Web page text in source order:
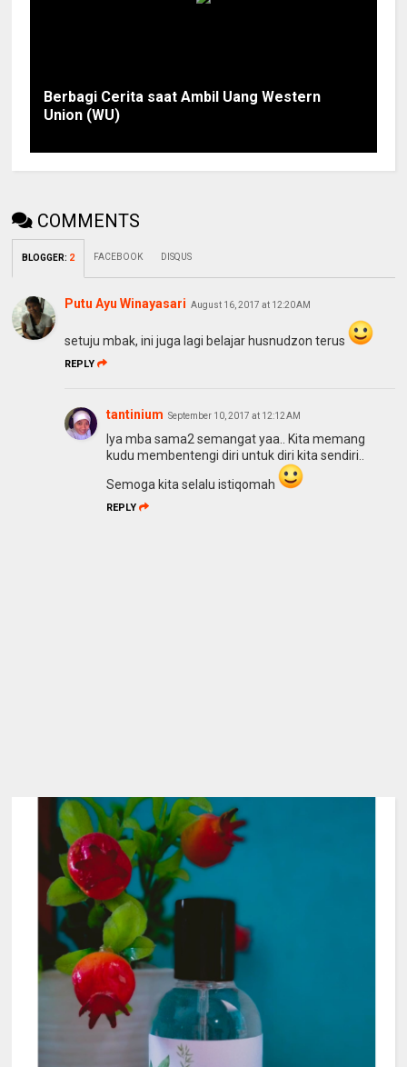
Berbagi Cerita saat Ambil Uang Western
Union (WU)
COMMENTS
BLOGGER: 2 FACEBOOK DISQUS
Putu Ayu Winayasari August 16, 2017 at 12:20 AM
setuju mbak, ini juga lagi belajar husnudzon terus
REPLY
tantinium September 10, 2017 at 12:12 AM
Iya mba sama2 semangat yaa.. Kita memang
kudu membentengi diri untuk diri kita sendiri..
Semoga kita selalu istiqomah
REPLY